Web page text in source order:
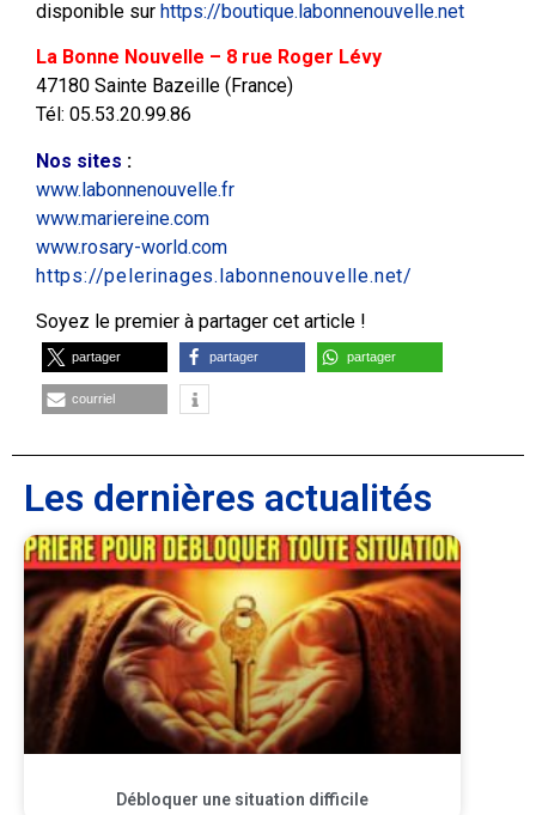
disponible sur https://boutique.labonnenouvelle.net
La Bonne Nouvelle – 8 rue Roger Lévy
47180 Sainte Bazeille (France)
Tél: 05.53.20.99.86
Nos sites :
www.labonnenouvelle.fr
www.mariereine.com
www.rosary-world.com
https://pelerinages.labonnenouvelle.net/
Soyez le premier à partager cet article !
partager partager partager
courriel
Les dernières actualités
Débloquer une situation difficile